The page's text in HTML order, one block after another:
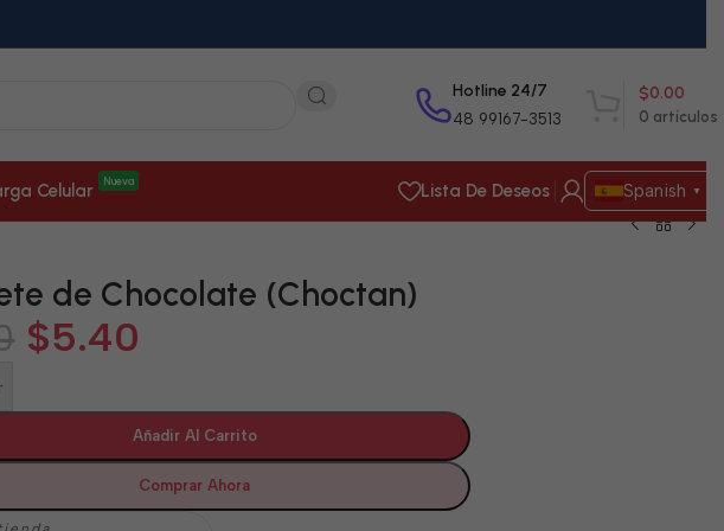
Hotline 24/7
48 99167-3513 0 artículos
$0.00
Celular Nueva Lista De Deseos Spanish ▼
de Chocolate (Choctan)
$5.40
Añadir Al Carrito
Comprar Ahora